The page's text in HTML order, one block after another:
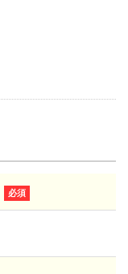
必須